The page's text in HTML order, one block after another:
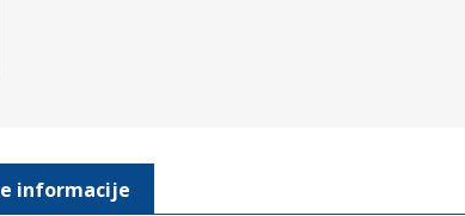
informacije